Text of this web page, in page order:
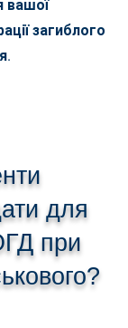
вашої
загиблого
для
при